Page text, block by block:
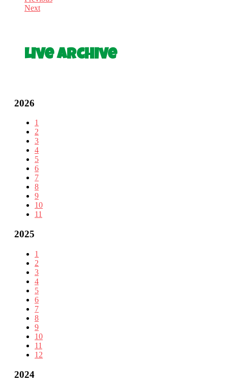
Next
Live Archive
2026
1
2
3
4
5
6
7
8
9
10
11
2025
1
2
3
4
5
6
7
8
9
10
11
12
2024